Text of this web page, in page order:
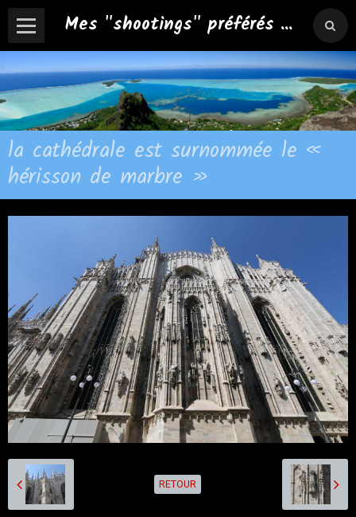
Mes "shootings" préférés ...
la cathédrale est surnommée le «
hérisson de marbre »
RETOUR